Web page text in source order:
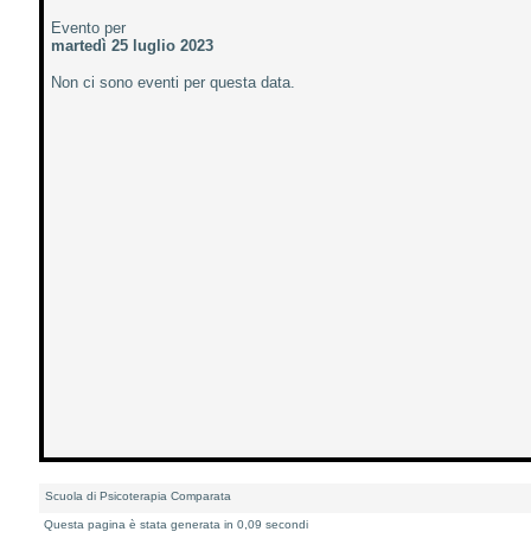
Evento per
martedì 25 luglio 2023
Non ci sono eventi per questa data.
Scuola di Psicoterapia Comparata
Questa pagina è stata generata in 0,09 secondi